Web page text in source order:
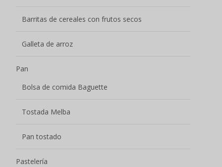
Barritas de cereales con frutos secos
Galleta de arroz
Pan
Bolsa de comida Baguette
Tostada Melba
Pan tostado
Pastelería